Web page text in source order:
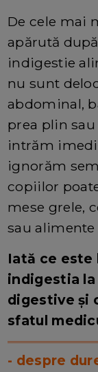
De cele mai
apărută
indigestie
nu sunt
abdominal,
prea plin
intrăm
ignorăm
copiilor
mese grele,
sau
Iată ce este
indigestia la
digestive și
sfatul
- despre